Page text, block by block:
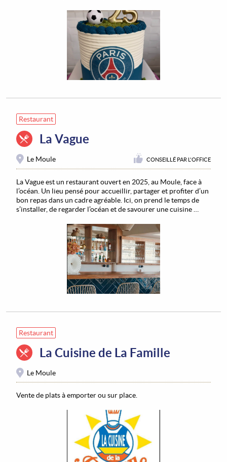
Restaurant
La Vague
Le Moule CONSEILLÉ PAR L'OFFICE
La Vague est un restaurant ouvert en 2025, au Moule, face à
l’océan. Un lieu pensé pour accueillir, partager et profiter d’un
bon repas dans un cadre agréable. Ici, on prend le temps de
s’installer, de regarder l’océan et de savourer une cuisine …
Restaurant
La Cuisine de La Famille
Le Moule
Vente de plats à emporter ou sur place.